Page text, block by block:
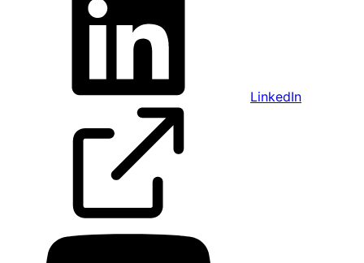
LinkedIn